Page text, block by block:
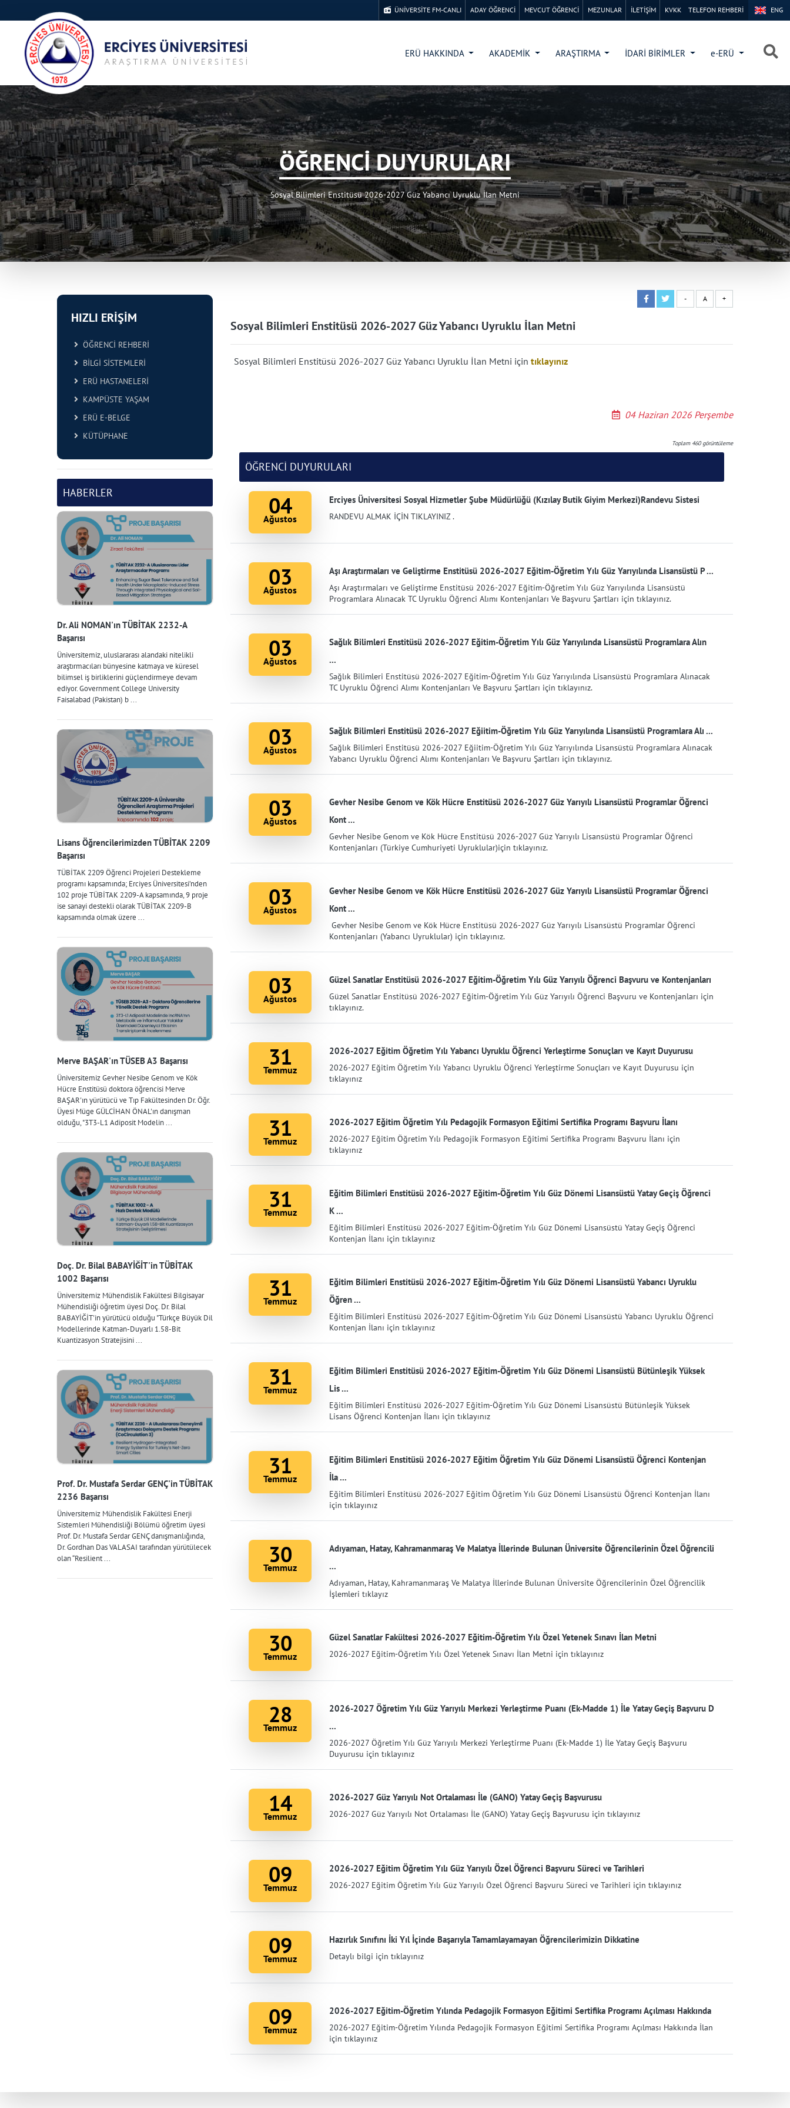
×
×
ENG
TELEFON REHBERİ
ÜNİVERSİTE FM-CANLI ADAY ÖĞRENCİ MEVCUT ÖĞRENCİ MEZUNLAR İLETİŞİM KVKK
ERÜ HAKKINDA AKADEMİK ARAŞTIRMA İDARİ BİRİMLER e-ERÜ
ÖĞRENCİ DUYURULARI
Sosyal Bilimleri Enstitüsü 2026-2027 Güz Yabancı Uyruklu İlan Metni
HIZLI ERİŞİM
ÖĞRENCİ REHBERİ
BİLGİ SİSTEMLERİ
ERÜ HASTANELERİ
KAMPÜSTE YAŞAM
ERÜ E-BELGE
KÜTÜPHANE
HABERLER
Dr. Ali NOMAN'ın TÜBİTAK 2232-A
Başarısı
Üniversitemiz, uluslararası alandaki nitelikli
araştırmacıları bünyesine katmaya ve küresel
bilimsel iş birliklerini güçlendirmeye devam
ediyor. Government College University
Faisalabad (Pakistan) b ...
Lisans Öğrencilerimizden TÜBİTAK 2209
Başarısı
TÜBİTAK 2209 Öğrenci Projeleri Destekleme
programı kapsamında; Erciyes Üniversitesi’nden
102 proje TÜBİTAK 2209-A kapsamında, 9 proje
ise sanayi destekli olarak TÜBİTAK 2209-B
kapsamında olmak üzere ...
Merve BAŞAR'ın TÜSEB A3 Başarısı
Üniversitemiz Gevher Nesibe Genom ve Kök
Hücre Enstitüsü doktora öğrencisi Merve
BAŞAR'ın yürütücü ve Tıp Fakültesinden Dr. Öğr.
Üyesi Müge GÜLCİHAN ÖNAL'ın danışman
olduğu, "3T3-L1 Adiposit Modelin ...
Doç. Dr. Bilal BABAYİĞİT'in TÜBİTAK
1002 Başarısı
Üniversitemiz Mühendislik Fakültesi Bilgisayar
Mühendisliği öğretim üyesi Doç. Dr. Bilal
BABAYİĞİT'in yürütücü olduğu "Türkçe Büyük Dil
Modellerinde Katman-Duyarlı 1.58-Bit
Kuantizasyon Stratejisini ...
Prof. Dr. Mustafa Serdar GENÇ'in TÜBİTAK
2236 Başarısı
Üniversitemiz Mühendislik Fakültesi Enerji
Sistemleri Mühendisliği Bölümü öğretim üyesi
Prof. Dr. Mustafa Serdar GENÇ danışmanlığında,
Dr. Gordhan Das VALASAI tarafından yürütülecek
olan “Resilient ...
- A +
Sosyal Bilimleri Enstitüsü 2026-2027 Güz Yabancı Uyruklu İlan Metni
Sosyal Bilimleri Enstitüsü 2026-2027 Güz Yabancı Uyruklu İlan Metni için tıklayınız
04 Haziran 2026 Perşembe
Toplam 460görüntüleme
ÖĞRENCİ DUYURULARI
04
Ağustos
Erciyes Üniversitesi Sosyal Hizmetler Şube Müdürlüğü (Kızılay Butik Giyim Merkezi)Randevu Sistesi
RANDEVU ALMAK İÇİN TIKLAYINIZ .
03
Ağustos
Aşı Araştırmaları ve Geliştirme Enstitüsü 2026-2027 Eğitim-Öğretim Yılı Güz Yarıyılında Lisansüstü P ...
Aşı Araştırmaları ve Geliştirme Enstitüsü 2026-2027 Eğitim-Öğretim Yılı Güz Yarıyılında Lisansüstü
Programlara Alınacak TC Uyruklu Öğrenci Alımı Kontenjanları Ve Başvuru Şartları için tıklayınız.
03
Ağustos
Sağlık Bilimleri Enstitüsü 2026-2027 Eğitim-Öğretim Yılı Güz Yarıyılında Lisansüstü Programlara Alın
...
Sağlık Bilimleri Enstitüsü 2026-2027 Eğitim-Öğretim Yılı Güz Yarıyılında Lisansüstü Programlara Alınacak
TC Uyruklu Öğrenci Alımı Kontenjanları Ve Başvuru Şartları için tıklayınız.
03
Ağustos
Sağlık Bilimleri Enstitüsü 2026-2027 Eğiitim-Öğretim Yılı Güz Yarıyılında Lisansüstü Programlara Alı ...
Sağlık Bilimleri Enstitüsü 2026-2027 Eğiitim-Öğretim Yılı Güz Yarıyılında Lisansüstü Programlara Alınacak
Yabancı Uyruklu Öğrenci Alımı Kontenjanları Ve Başvuru Şartları için tıklayınız.
03
Ağustos
Gevher Nesibe Genom ve Kök Hücre Enstitüsü 2026-2027 Güz Yarıyılı Lisansüstü Programlar Öğrenci
Kont ...
Gevher Nesibe Genom ve Kök Hücre Enstitüsü 2026-2027 Güz Yarıyılı Lisansüstü Programlar Öğrenci
Kontenjanları (Türkiye Cumhuriyeti Uyruklular)için tıklayınız.
03
Ağustos
Gevher Nesibe Genom ve Kök Hücre Enstitüsü 2026-2027 Güz Yarıyılı Lisansüstü Programlar Öğrenci
Kont ...
Gevher Nesibe Genom ve Kök Hücre Enstitüsü 2026-2027 Güz Yarıyılı Lisansüstü Programlar Öğrenci
Kontenjanları (Yabancı Uyruklular) için tıklayınız.
03
Ağustos
Güzel Sanatlar Enstitüsü 2026-2027 Eğitim-Öğretim Yılı Güz Yarıyılı Öğrenci Başvuru ve Kontenjanları
Güzel Sanatlar Enstitüsü 2026-2027 Eğitim-Öğretim Yılı Güz Yarıyılı Öğrenci Başvuru ve Kontenjanları için
tıklayınız.
31
Temmuz
2026-2027 Eğitim Öğretim Yılı Yabancı Uyruklu Öğrenci Yerleştirme Sonuçları ve Kayıt Duyurusu
2026-2027 Eğitim Öğretim Yılı Yabancı Uyruklu Öğrenci Yerleştirme Sonuçları ve Kayıt Duyurusu için
tıklayınız
31
Temmuz
2026-2027 Eğitim Öğretim Yılı Pedagojik Formasyon Eğitimi Sertifika Programı Başvuru İlanı
2026-2027 Eğitim Öğretim Yılı Pedagojik Formasyon Eğitimi Sertifika Programı Başvuru İlanı için
tıklayınız
31
Temmuz
Eğitim Bilimleri Enstitüsü 2026-2027 Eğitim-Öğretim Yılı Güz Dönemi Lisansüstü Yatay Geçiş Öğrenci
K ...
Eğitim Bilimleri Enstitüsü 2026-2027 Eğitim-Öğretim Yılı Güz Dönemi Lisansüstü Yatay Geçiş Öğrenci
Kontenjan İlanı için tıklayınız
31
Temmuz
Eğitim Bilimleri Enstitüsü 2026-2027 Eğitim-Öğretim Yılı Güz Dönemi Lisansüstü Yabancı Uyruklu
Öğren ...
Eğitim Bilimleri Enstitüsü 2026-2027 Eğitim-Öğretim Yılı Güz Dönemi Lisansüstü Yabancı Uyruklu Öğrenci
Kontenjan İlanı için tıklayınız
31
Temmuz
Eğitim Bilimleri Enstitüsü 2026-2027 Eğitim-Öğretim Yılı Güz Dönemi Lisansüstü Bütünleşik Yüksek
Lis ...
Eğitim Bilimleri Enstitüsü 2026-2027 Eğitim-Öğretim Yılı Güz Dönemi Lisansüstü Bütünleşik Yüksek
Lisans Öğrenci Kontenjan İlanı için tıklayınız
31
Temmuz
Eğitim Bilimleri Enstitüsü 2026-2027 Eğitim Öğretim Yılı Güz Dönemi Lisansüstü Öğrenci Kontenjan
İla ...
Eğitim Bilimleri Enstitüsü 2026-2027 Eğitim Öğretim Yılı Güz Dönemi Lisansüstü Öğrenci Kontenjan İlanı
için tıklayınız
30
Temmuz
Adıyaman, Hatay, Kahramanmaraş Ve Malatya İllerinde Bulunan Üniversite Öğrencilerinin Özel Öğrencili
...
Adıyaman, Hatay, Kahramanmaraş Ve Malatya İllerinde Bulunan Üniversite Öğrencilerinin Özel Öğrencilik
İşlemleri tıklayız
30
Temmuz
Güzel Sanatlar Fakültesi 2026-2027 Eğitim-Öğretim Yılı Özel Yetenek Sınavı İlan Metni
2026-2027 Eğitim-Öğretim Yılı Özel Yetenek Sınavı İlan Metni için tıklayınız
28
Temmuz
2026-2027 Öğretim Yılı Güz Yarıyılı Merkezi Yerleştirme Puanı (Ek-Madde 1) İle Yatay Geçiş Başvuru D
...
2026-2027 Öğretim Yılı Güz Yarıyılı Merkezi Yerleştirme Puanı (Ek-Madde 1) İle Yatay Geçiş Başvuru
Duyurusu için tıklayınız
14
Temmuz
2026-2027 Güz Yarıyılı Not Ortalaması İle (GANO) Yatay Geçiş Başvurusu
2026-2027 Güz Yarıyılı Not Ortalaması İle (GANO) Yatay Geçiş Başvurusu için tıklayınız
09
Temmuz
2026-2027 Eğitim Öğretim Yılı Güz Yarıyılı Özel Öğrenci Başvuru Süreci ve Tarihleri
2026-2027 Eğitim Öğretim Yılı Güz Yarıyılı Özel Öğrenci Başvuru Süreci ve Tarihleri için tıklayınız
09
Temmuz
Hazırlık Sınıfını İki Yıl İçinde Başarıyla Tamamlayamayan Öğrencilerimizin Dikkatine
Detaylı bilgi için tıklayınız
09
Temmuz
2026-2027 Eğitim-Öğretim Yılında Pedagojik Formasyon Eğitimi Sertifika Programı Açılması Hakkında
2026-2027 Eğitim-Öğretim Yılında Pedagojik Formasyon Eğitimi Sertifika Programı Açılması Hakkında İlan
için tıklayınız